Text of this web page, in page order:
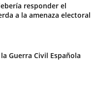
responder el
a la amenaza electoral
Guerra Civil Española